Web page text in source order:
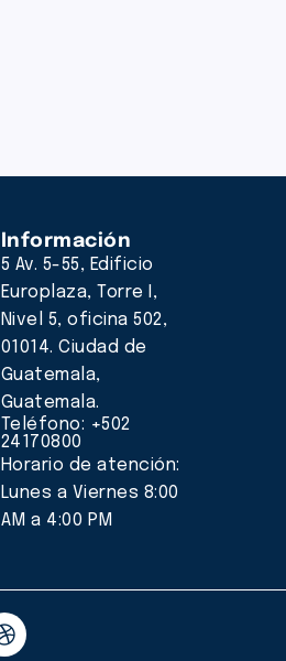
Información
5 Av. 5-55, Edificio
Europlaza, Torre I,
Nivel 5, oficina 502,
01014. Ciudad de
Guatemala,
Guatemala.
Teléfono: +502
24170800
Horario de atención:
Lunes a Viernes 8:00
AM a 4:00 PM